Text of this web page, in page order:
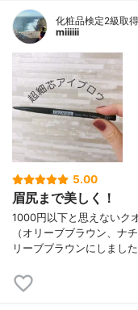
化粧品検定2級取得
miiiiii
5.00
眉尻まで美しく！
1000円以下と思えないク
（オリーブブラウン、ナ
リーブブラウンにしまし